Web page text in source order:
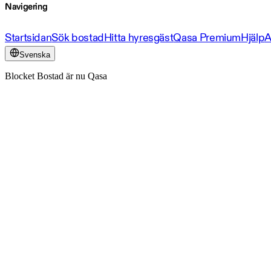
Navigering
StartsidanSök bostadHitta hyresgästQasa PremiumHjälp
Svenska
Blocket Bostad är nu Qasa